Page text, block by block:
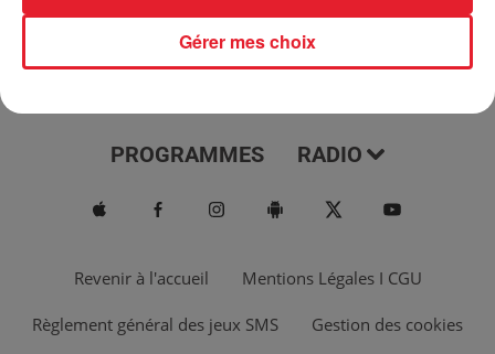
PROGRAMMES RADIO
Revenir à l'accueil Mentions Légales I CGU
Règlement général des jeux SMS Gestion des cookies
Gérer mes choix